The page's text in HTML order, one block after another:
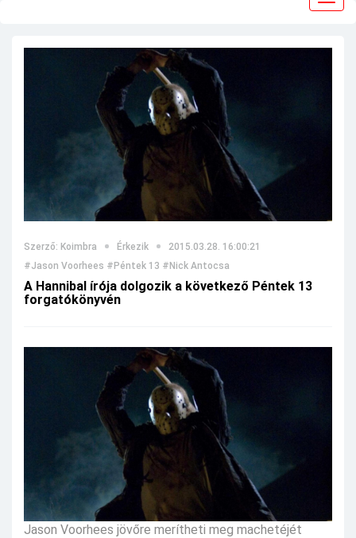
Szerző: Koimbra Érkezik
2015.03.28. 16:00:21
#Jason Voorhees #Péntek 13 #Nick Antocsa
A Hannibal írója dolgozik a következő Péntek 13
forgatókönyvén
Jason Voorhees jövőre merítheti meg machetéjét